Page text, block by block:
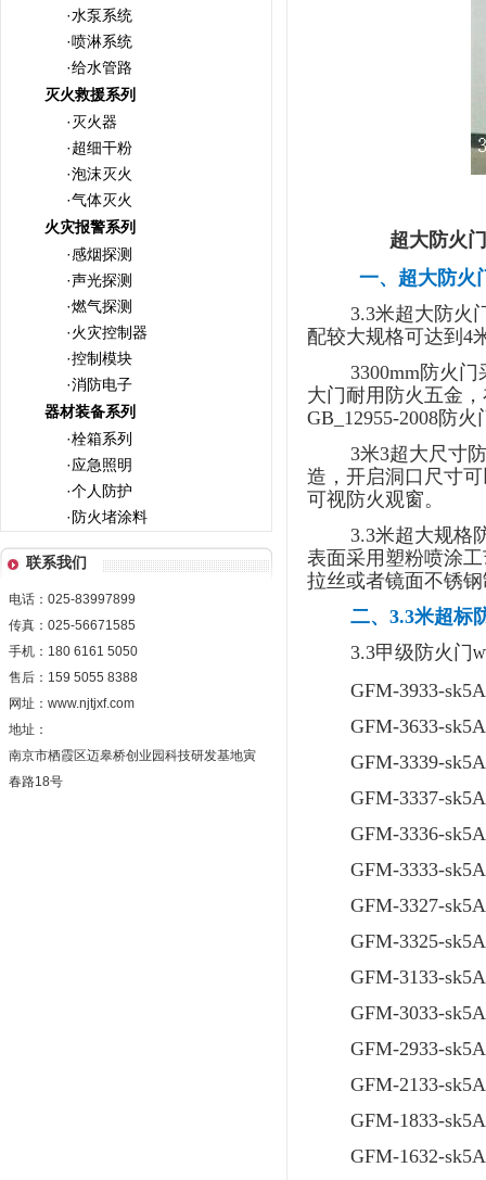
·水泵系统
·喷淋系统
·给水管路
灭火救援系列
·灭火器
·超细干粉
·泡沫灭火
·气体灭火
火灾报警系列
·感烟探测
·声光探测
·燃气探测
·火灾控制器
·控制模块
·消防电子
器材装备系列
·栓箱系列
·应急照明
·个人防护
·防火堵涂料
联系我们
电话：025-83997899
传真：025-56671585
手机：180 6161 5050
售后：159 5055 8388
网址：www.njtjxf.com
地址：
南京市栖霞区迈皋桥创业园科技研发基地寅
春路18号
超大防火
一、 超大防火
3.3米超大防火
配较大规格可达到4
3300mm防火
大门耐用防火五金
GB_12955-2008防
3米3超大尺寸
造，开启洞口尺寸
可视防火观窗。
3.3米超大规格
表面采用塑粉喷涂
拉丝或者镜面不锈
二、3.3米超标
3.3甲级防火门
GFM-3933-
GFM-3633-
GFM-3339-
GFM-3337-
GFM-3336-
GFM-3333-
GFM-3327-
GFM-3325-
GFM-3133-
GFM-3033-
GFM-2933-
GFM-2133-
GFM-1833-
GFM-1632-